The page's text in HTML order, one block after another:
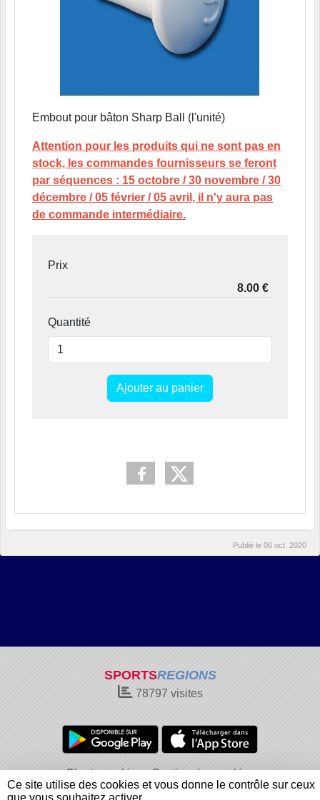
Embout pour bâton Sharp Ball (l'unité)
Attention pour les produits qui ne sont pas en
stock, les commandes fournisseurs se feront
par séquences : 15 octobre / 30 novembre / 30
décembre / 05 février / 05 avril, il n'y aura pas
de commande intermédiaire.
Prix
Quantité
Ajouter au panier
Publié le 06 oct. 2020
SPORTSREGIONS
78797 visites
Charte cookies
Gestion des cookies
Informations légales
Signaler un contenu inapproprié
Ce site utilise des cookies et vous donne le contrôle sur ceux
que vous souhaitez activer